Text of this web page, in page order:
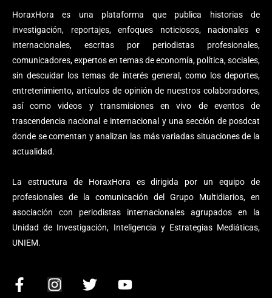
HoraxHora es una plataforma que publica historias de
investigación, reportajes, enfoques noticiosos, nacionales e
internacionales, escritas por periodistas profesionales,
comunicadores, expertos en temas de economía, política, sociales,
sin descuidar los temas de interés general, como los deportes,
entretenimiento, artículos de opinión de nuestros colaboradores,
así como videos y transmisiones en vivo de eventos de
trascendencia nacional e internacional y una sección de posdcat
donde se comentan y analizan las más variadas situaciones de la
actualidad.
La estructura de HoraxHora es dirigida por un equipo de
profesionales de la comunicación del Grupo Multidiarios, en
asociación con periodistas internacionales agrupados en la
Unidad de Investigación, Inteligencia y Estrategias Mediáticas,
UNIEM.
F
I
T
Y